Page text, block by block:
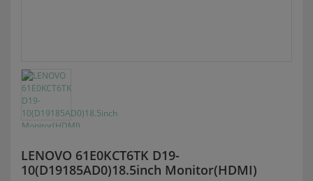
LENOVO 61E0KCT6TK D19-
10(D19185AD0)18.5inch Monitor(HDMI)